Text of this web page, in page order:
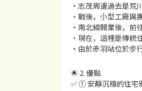
・志茂周邊過去是荒
・戰後，小型工廠與
・南北線開業後，前
・現在，這裡是傳統
・由於赤羽站位於步
🌟 2. 優點
✅ ① 安靜沉穩的住宅